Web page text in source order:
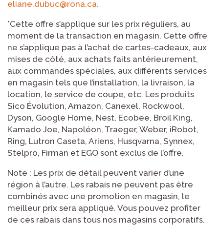
eliane.dubuc@rona.ca.
*Cette offre s’applique sur les prix réguliers, au
moment de la transaction en magasin. Cette offre
ne s’applique pas à l’achat de cartes-cadeaux, aux
mises de côté, aux achats faits antérieurement,
aux commandes spéciales, aux différents services
en magasin tels que l’installation, la livraison, la
location, le service de coupe, etc. Les produits
Sico Évolution, Amazon, Canexel, Rockwool,
Dyson, Google Home, Nest, Ecobee, Broil King,
Kamado Joe, Napoléon, Traeger, Weber, iRobot,
Ring, Lutron Caseta, Ariens, Husqvarna, Synnex,
Stelpro, Firman et EGO sont exclus de l’offre.
Note : Les prix de détail peuvent varier d’une
région à l’autre. Les rabais ne peuvent pas être
combinés avec une promotion en magasin, le
meilleur prix sera appliqué. Vous pouvez profiter
de ces rabais dans tous nos magasins corporatifs.